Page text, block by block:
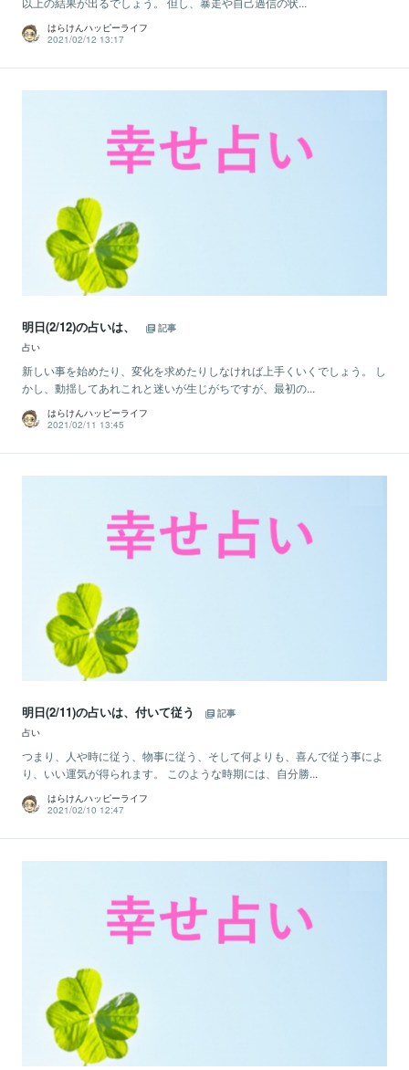
はらけんハッピーライフ
2021/02/12 13:17
明日(2/12)の占いは、
記事
占い
新しい事を始めたり、変化を求めたりしなければ上手くいくでしょう。 し
かし、動揺してあれこれと迷いが生じがちですが、最初の...
はらけんハッピーライフ
2021/02/11 13:45
明日(2/11)の占いは、付いて従う
記事
占い
つまり、人や時に従う、物事に従う、そして何よりも、喜んで従う事によ
り、いい運気が得られます。 このような時期には、自分勝...
はらけんハッピーライフ
2021/02/10 12:47